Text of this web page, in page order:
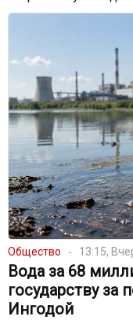
Общество 13:15,
Вода за 68
государству
Ингодой